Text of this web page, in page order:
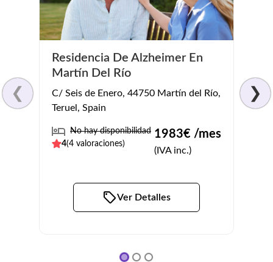
❮
Residencia De Alzheimer En
Martín Del Río
C/ Seis de Enero, 44750 Martín del Río,
Teruel, Spain
No hay disponibilidad
4(4 valoraciones)
1983€ /mes
(IVA inc.)
Ver Detalles
calle
❯